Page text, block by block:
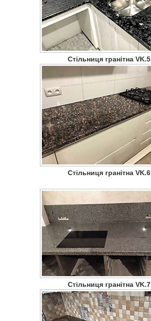
Стільниця гранітна VK.5
Стільниця гранітна VK.6
Стільниця гранітна VK.7